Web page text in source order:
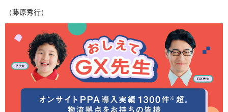
（藤原秀行）